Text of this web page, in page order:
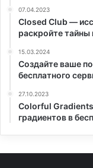
07.04.2023
Closed Club —
раскройте тайны
15.03.2024
Создайте ваше
бесплатного
27.10.2023
Colorful
градиентов в